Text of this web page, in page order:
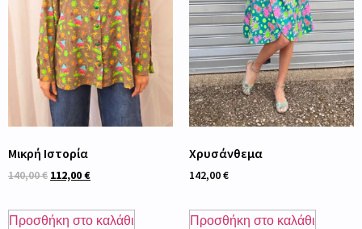
Μικρή Ιστορία
140,00€ 112,00€
Προσθήκη στο καλάθι
Χρυσάνθεμα
142,00€
Προσθήκη στο καλάθι